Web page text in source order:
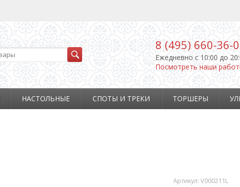
8 (495) 660-36-
Ежедневно c 10:00 до
Посмотреть наши
НАСТОЛЬНЫЕ СПОТЫ И ТРЕКИ ТОРШЕРЫ
Артикул: V000211L